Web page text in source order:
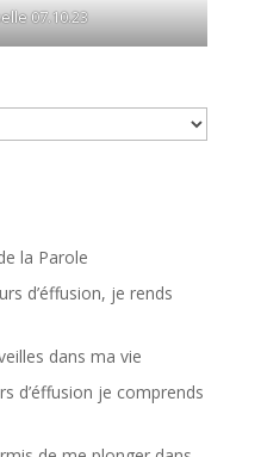
07.10.23
la Parole
d’éffusion, je rends
dans ma vie
d’éffusion je comprends